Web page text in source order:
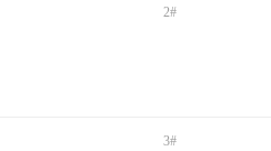
2#
3#